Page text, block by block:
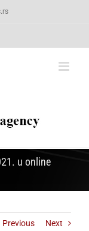
u online
Previous Next